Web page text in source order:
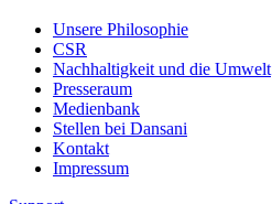
Unsere Philosophie
CSR
Nachhaltigkeit und die Umwelt
Presseraum
Medienbank
Stellen bei Dansani
Kontakt
Impressum